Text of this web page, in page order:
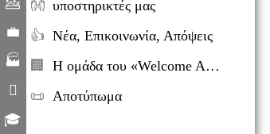
ανάγκης
Παροχή
συμβουλών
💼
Αγορά
🏭
Εταιρείες

Καθημερινή
🎓
👐 υποστηρικτές μας
👍 Νέα, Επικοινωνία, Απόψεις
🏢
Η ομάδα του «Welcome App»
📜 Αποτύπωμα